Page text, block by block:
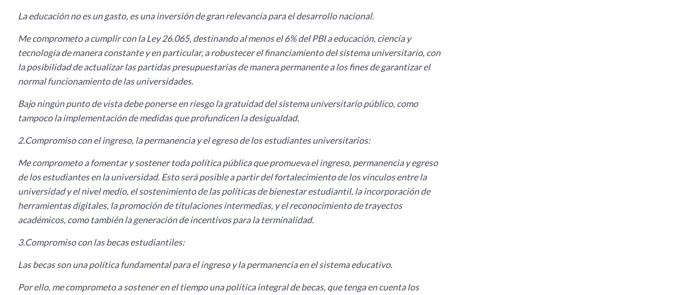
La educación no es un gasto, es una inversión de gran relevancia para el desarrollo nacional.
Me comprometo a cumplir con la Ley 26.065, destinando al menos el 6% del PBI a educación, ciencia y
tecnología de manera constante y en particular, a robustecer el financiamiento del sistema universitario, con
la posibilidad de actualizar las partidas presupuestarias de manera permanente a los fines de garantizar el
normal funcionamiento de las universidades.
Bajo ningún punto de vista debe ponerse en riesgo la gratuidad del sistema universitario público, como
tampoco la implementación de medidas que profundicen la desigualdad.
2.Compromiso con el ingreso, la permanencia y el egreso de los estudiantes universitarios:
Me comprometo a fomentar y sostener toda política pública que promueva el ingreso, permanencia y egreso
de los estudiantes en la universidad. Esto será posible a partir del fortalecimiento de los vínculos entre la
universidad y el nivel medio, el sostenimiento de las políticas de bienestar estudiantil, la incorporación de
herramientas digitales, la promoción de titulaciones intermedias, y el reconocimiento de trayectos
académicos, como también la generación de incentivos para la terminalidad.
3.Compromiso con las becas estudiantiles:
Las becas son una política fundamental para el ingreso y la permanencia en el sistema educativo.
Por ello, me comprometo a sostener en el tiempo una política integral de becas, que tenga en cuenta los